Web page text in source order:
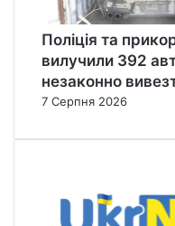
Поліція та
вилучили 392
незаконно
7 Серпня 2026